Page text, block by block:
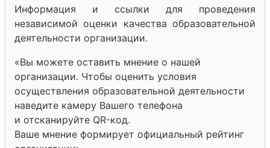
Информация и ссылки для проведения
независимой оценки качества образовательной
деятельности организации.
«Вы можете оставить мнение о нашей
организации. Чтобы оценить условия
осуществления образовательной деятельности
наведите камеру Вашего телефона
и отсканируйте QR-код.
Ваше мнение формирует официальный рейтинг